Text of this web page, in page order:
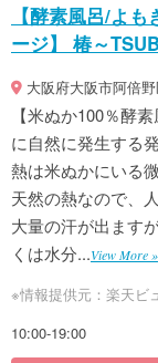
【酵素風呂/よ
ージ】 椿～
大阪府大阪市阿倍
【米ぬか100％酵
に自然に発生する
熱は米ぬかにいる
天然の熱なので、
大量の汗が出ます
くは水分...View More »
※情報提供元：楽天ビ
10:00-19:00